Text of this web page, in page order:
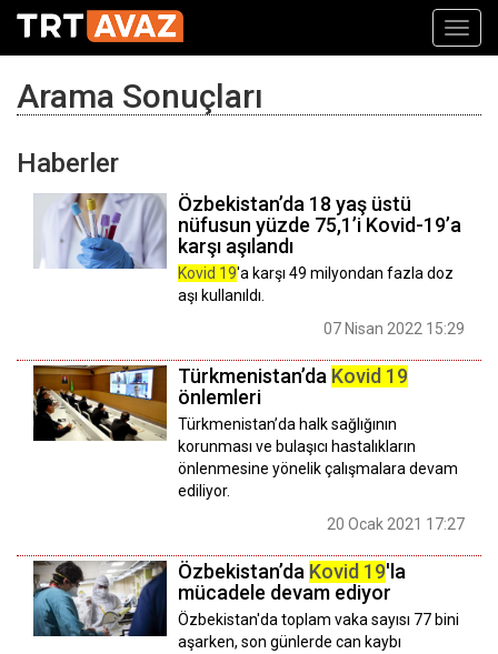
Arama Sonuçları
Haberler
Özbekistan’da 18 yaş üstü
nüfusun yüzde 75,1’i Kovid-19’a
karşı aşılandı
Kovid 19'a karşı 49 milyondan fazla doz
aşı kullanıldı.
07 Nisan 2022 15:29
Türkmenistan’da Kovid 19
önlemleri
Türkmenistan’da halk sağlığının
korunması ve bulaşıcı hastalıkların
önlenmesine yönelik çalışmalara devam
ediliyor.
20 Ocak 2021 17:27
Özbekistan’da Kovid 19'la
mücadele devam ediyor
Özbekistan'da toplam vaka sayısı 77 bini
aşarken, son günlerde can kaybı